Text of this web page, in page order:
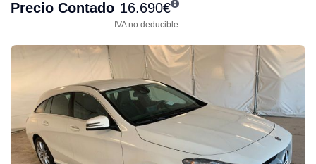
Precio Contado 16.690€
IVA no deducible